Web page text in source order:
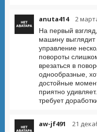
anuta414 2
На первый
машину
управление
повороты
врезаться в
однообразные,
достойные
приятно
требует
aw-jf491 21